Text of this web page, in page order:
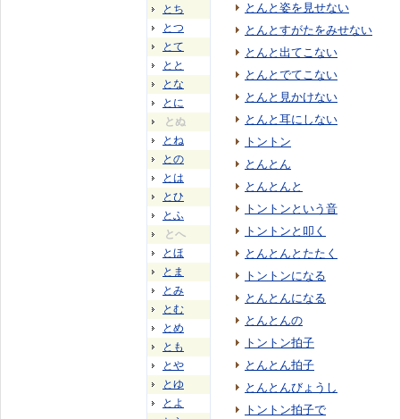
とち
とつ
とて
とと
とな
とに
とぬ
とね
との
とは
とひ
とふ
とへ
とほ
とま
とみ
とむ
とめ
とも
とや
とゆ
とよ
とんと姿を見せない
とんとすがたをみせない
とんと出てこない
とんとでてこない
とんと見かけない
とんと耳にしない
トントン
とんとん
とんとんと
トントンという音
トントンと叩く
とんとんとたたく
トントンになる
とんとんになる
とんとんの
トントン拍子
とんとん拍子
とんとんびょうし
トントン拍子で